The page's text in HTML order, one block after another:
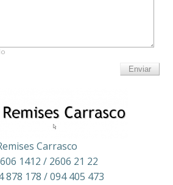
Carrasco
1412 / 2606 21 22
878 178 / 094 405 473